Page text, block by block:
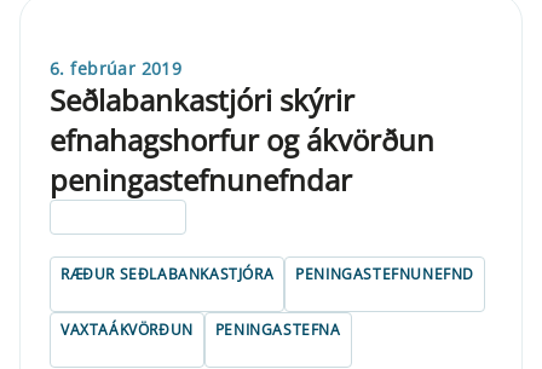
6. febrúar 2019
Seðlabankastjóri skýrir
efnahagshorfur og ákvörðun
peningastefnunefndar
RÆÐUR SEÐLABANKASTJÓRA PENINGASTEFNUNEFND
VAXTAÁKVÖRÐUN PENINGASTEFNA